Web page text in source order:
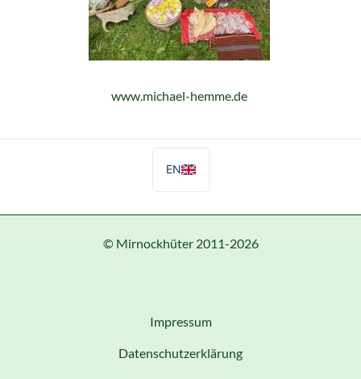
www.michael-hemme.de
EN
© Mirnockhüter 2011-2026
Impressum
Datenschutzerklärung